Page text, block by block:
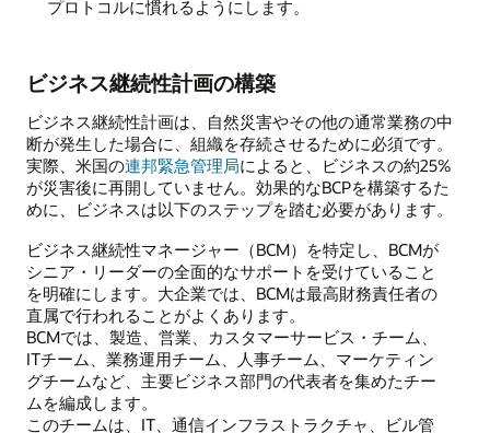
プロトコルに慣れるようにします。
ビジネス継続性計画の構築
ビジネス継続性計画は、自然災害やその他の通常業務の中
断が発生した場合に、組織を存続させるために必須です。
実際、米国の連邦緊急管理局によると、ビジネスの約25%
が災害後に再開していません。効果的なBCPを構築するた
めに、ビジネスは以下のステップを踏む必要があります。
ビジネス継続性マネージャー（BCM）を特定し、BCMが
シニア・リーダーの全面的なサポートを受けていること
を明確にします。大企業では、BCMは最高財務責任者の
直属で行われることがよくあります。
BCMでは、製造、営業、カスタマーサービス・チーム、
ITチーム、業務運用チーム、人事チーム、マーケティン
グチームなど、主要ビジネス部門の代表者を集めたチー
ムを編成します。
このチームは、IT、通信インフラストラクチャ、ビル管